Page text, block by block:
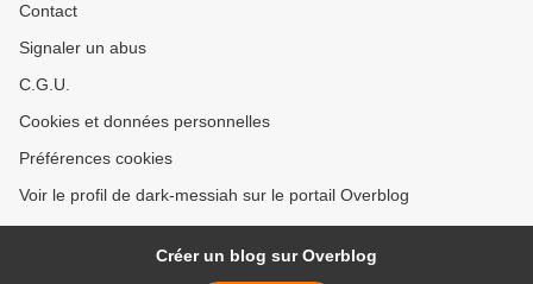
Contact
Signaler un abus
C.G.U.
Cookies et données personnelles
Préférences cookies
Voir le profil de dark-messiah sur le portail Overblog
Créer un blog sur Overblog